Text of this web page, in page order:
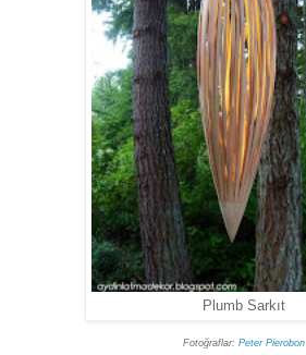
Plumb Sarkıt
Fotoğraflar: Peter Pierobon